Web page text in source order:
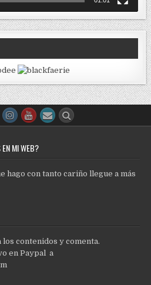
MI WEB?
hago con tanto cariño llegue a más
los contenidos y comenta.
en Paypal a